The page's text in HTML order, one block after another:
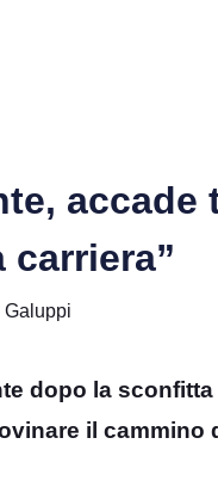
carriera”
dopo la
il cammino